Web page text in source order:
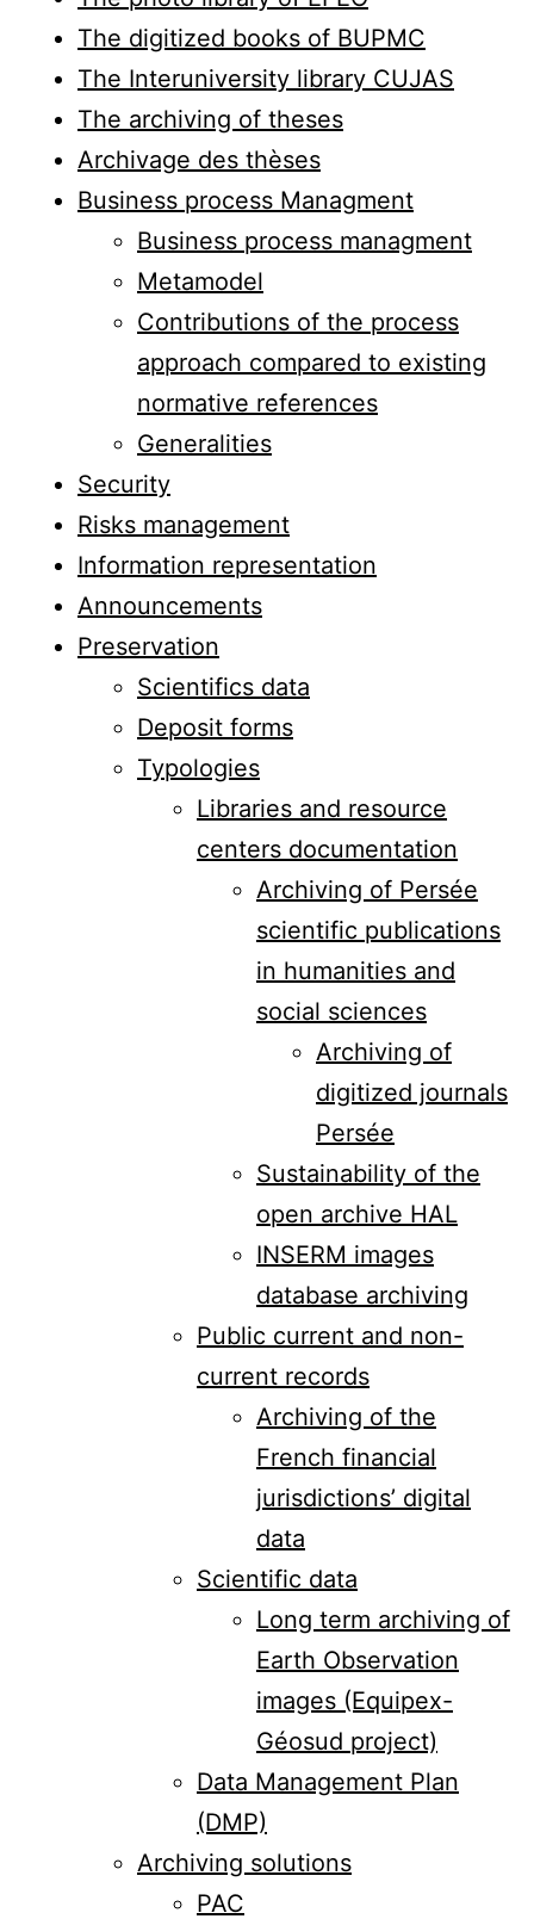
The digitized books of BUPMC
The Interuniversity library CUJAS
The archiving of theses
Archivage des thèses
Business process Managment
Business process managment
Metamodel
Contributions of the process
approach compared to existing
normative references
Generalities
Security
Risks management
Information representation
Announcements
Preservation
Scientifics data
Deposit forms
Typologies
Libraries and resource
centers documentation
Archiving of Persée
scientific publications
in humanities and
social sciences
Archiving of
digitized journals
Persée
Sustainability of the
open archive HAL
INSERM images
database archiving
Public current and non-
current records
Archiving of the
French financial
jurisdictions’ digital
data
Scientific data
Long term archiving of
Earth Observation
images (Equipex-
Géosud project)
Data Management Plan
(DMP)
Archiving solutions
PAC